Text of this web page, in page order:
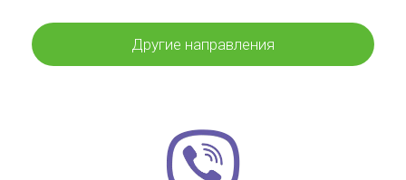
Другие направления